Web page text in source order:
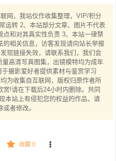
网，我站仅作收集整理，VIP/积分
运转 2、本站部分文章、图片不代表
点和对其真实性负责 3、本站一律禁
的相关信息，访客发现请向站长举报
现链接失效，请联系我们，我们会
高清写真图集，出镜模特均为成年
摄影爱好者提供素材与鉴赏学习
为收集自互联网，版权归原作者所
!请在下载后24小时内删除。共同
本站上有侵犯您的权益的作品，请
者修改。
收藏 0